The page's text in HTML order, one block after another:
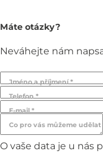
Máte otázky?
Neváhejte nám
Jméno a příjmení *
Telefon *
E-mail *
Co pro vás můžeme udělat
O vaše data je u nás